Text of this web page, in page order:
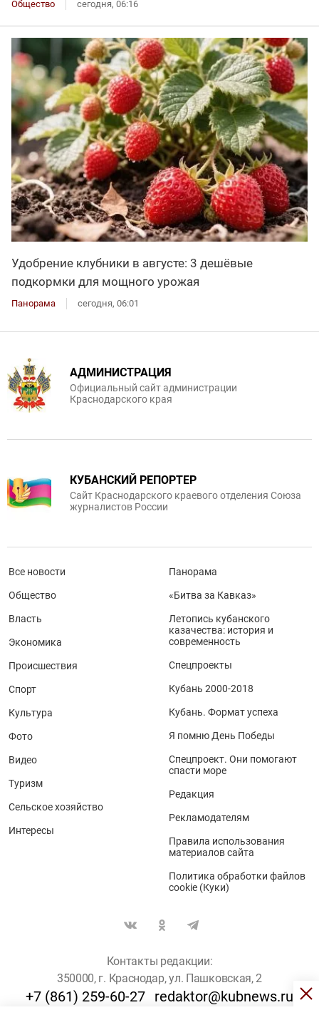
Общество сегодня, 06:16
Удобрение клубники в августе: 3 дешёвые
подкормки для мощного урожая
Панорама сегодня, 06:01
АДМИНИСТРАЦИЯ
Официальный сайт администрации
Краснодарского края
КУБАНСКИЙ РЕПОРТЕР
Сайт Краснодарского краевого отделения Союза
журналистов России
Все новости
Общество
Власть
Экономика
Происшествия
Спорт
Культура
Фото
Видео
Туризм
Сельское хозяйство
Интересы
Панорама
«Битва за Кавказ»
Летопись кубанского
казачества: история и
современность
Спецпроекты
Кубань 2000-2018
Кубань. Формат успеха
Я помню День Победы
Спецпроект. Они помогают
спасти море
Редакция
Рекламодателям
Правила использования
материалов сайта
Политика обработки файлов
cookie (Куки)
Контакты редакции:
350000, г. Краснодар, ул. Пашковская, 2
+7 (861) 259-60-27 redaktor@kubnews.ru